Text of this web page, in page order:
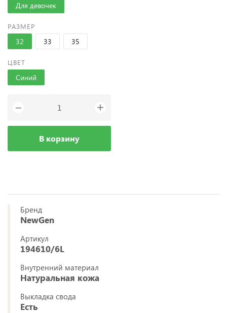
Для девочек
РАЗМЕР
32 33 35
ЦВЕТ
Синий
− +
В корзину
Бренд
NewGen
Артикул
194610/6L
Внутренний материал
Натуральная кожа
Выкладка свода
Есть